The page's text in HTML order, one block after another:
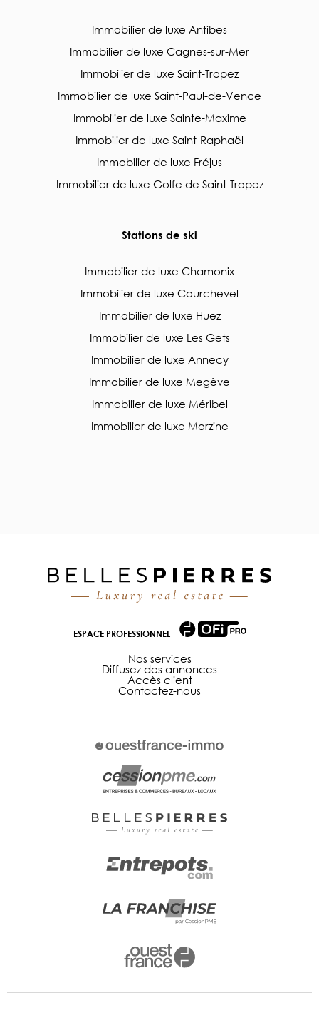
Immobilier de luxe Antibes
Immobilier de luxe Cagnes-sur-Mer
Immobilier de luxe Saint-Tropez
Immobilier de luxe Saint-Paul-de-Vence
Immobilier de luxe Sainte-Maxime
Immobilier de luxe Saint-Raphaël
Immobilier de luxe Fréjus
Immobilier de luxe Golfe de Saint-Tropez
Stations de ski
Immobilier de luxe Chamonix
Immobilier de luxe Courchevel
Immobilier de luxe Huez
Immobilier de luxe Les Gets
Immobilier de luxe Annecy
Immobilier de luxe Megève
Immobilier de luxe Méribel
Immobilier de luxe Morzine
ESPACE PROFESSIONNEL
Nos services
Diffusez des annonces
Accès client
Contactez-nous